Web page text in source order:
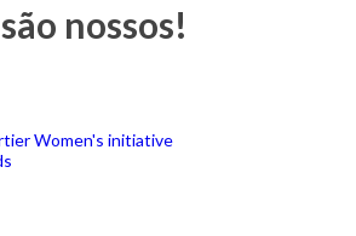
são nossos!